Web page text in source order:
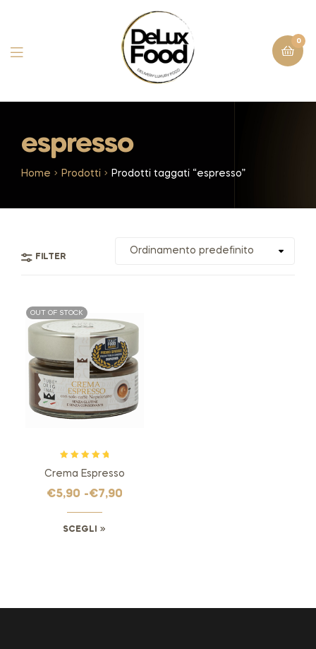
0
espresso
Home Prodotti Prodotti taggati “espresso”
FILTER
OUT OF STOCK
su 5
Crema Espresso
€5,90 -€7,90
SCEGLI